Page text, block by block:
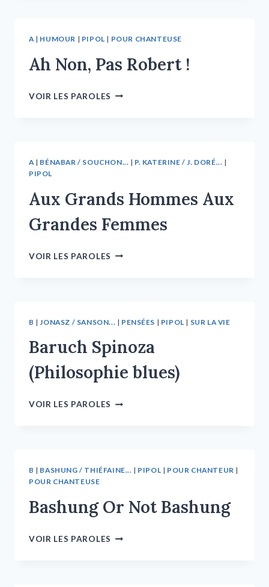
A | HUMOUR | PIPOL | POUR CHANTEUSE
Ah Non, Pas Robert !
VOIR LES PAROLES
A | BÉNABAR / SOUCHON... | P. KATERINE / J. DORÉ... |
PIPOL
Aux Grands Hommes Aux
Grandes Femmes
VOIR LES PAROLES
B | JONASZ / SANSON... | PENSÉES | PIPOL | SUR LA VIE
Baruch Spinoza
(Philosophie blues)
VOIR LES PAROLES
B | BASHUNG / THIÉFAINE... | PIPOL | POUR CHANTEUR |
POUR CHANTEUSE
Bashung Or Not Bashung
VOIR LES PAROLES